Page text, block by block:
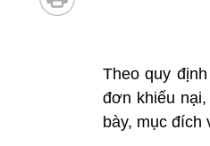
Theo quy
đơn khiếu
bày, mục đích